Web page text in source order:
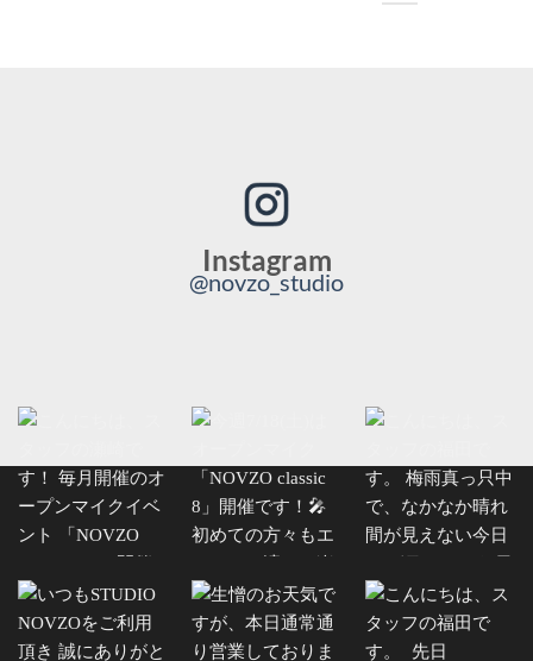
Instagram
@novzo_studio